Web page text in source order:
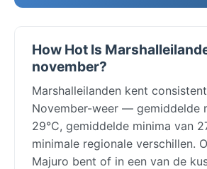
How Hot Is
november?
Marshalleilanden kent
November-weer — gemiddelde
29°C, gemiddelde minima van
minimale regionale verschillen.
Majuro bent of in een van de